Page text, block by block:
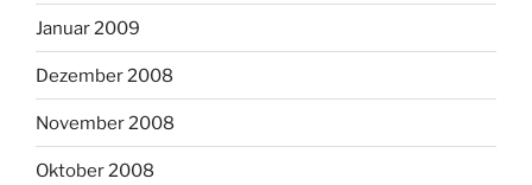
Januar 2009
Dezember 2008
November 2008
Oktober 2008